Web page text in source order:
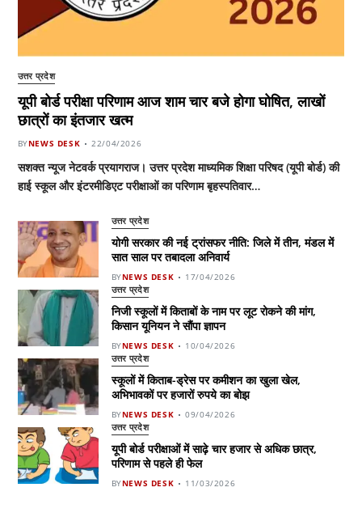
उत्तर प्रदेश
यूपी बोर्ड परीक्षा परिणाम आज शाम चार बजे होगा घोषित, लाखों
छात्रों का इंतजार खत्म
BYNEWS DESK 22/04/2026
सशक्त न्यूज नेटवर्क प्रयागराज। उत्तर प्रदेश माध्यमिक शिक्षा परिषद (यूपी बोर्ड) की
हाई स्कूल और इंटरमीडिएट परीक्षाओं का परिणाम बृहस्पतिवार…
उत्तर प्रदेश
योगी सरकार की नई ट्रांसफर नीति: जिले में तीन, मंडल में
सात साल पर तबादला अनिवार्य
BYNEWS DESK 17/04/2026
उत्तर प्रदेश
निजी स्कूलों में किताबों के नाम पर लूट रोकने की मांग,
किसान यूनियन ने सौंपा ज्ञापन
BYNEWS DESK 10/04/2026
उत्तर प्रदेश
स्कूलों में किताब-ड्रेस पर कमीशन का खुला खेल,
अभिभावकों पर हजारों रुपये का बोझ
BYNEWS DESK 09/04/2026
उत्तर प्रदेश
यूपी बोर्ड परीक्षाओं में साढ़े चार हजार से अधिक छात्र,
परिणाम से पहले ही फेल
BYNEWS DESK 11/03/2026